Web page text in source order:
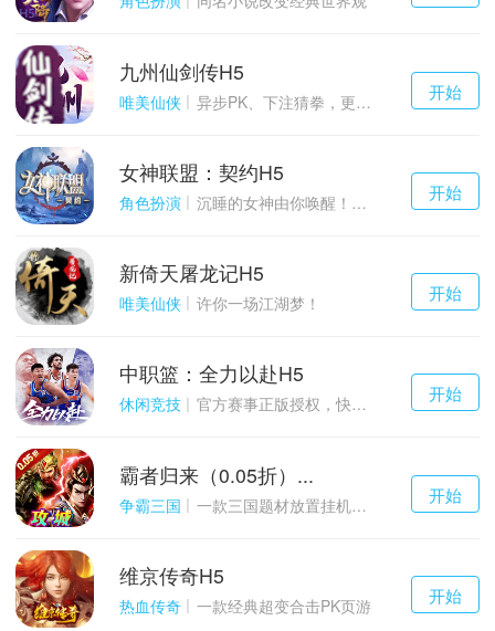
千百度h5
游戏
开始
九州仙剑传H5
唯美仙侠 异步PK、下注猜拳，更多玩点等你来体验！
千百度h5
游戏
开始
女神联盟：契约H5
角色扮演 沉睡的女神由你唤醒！点燃战火！
千百度h5
游戏
开始
新倚天屠龙记H5
唯美仙侠 许你一场江湖梦！
千百度h5
游戏
开始
中职篮：全力以赴H5
休闲竞技 官方赛事正版授权，快来打造属于自己的传奇吧~
千百度h5
游戏
开始
霸者归来（0.05折）...
争霸三国 一款三国题材放置挂机与战争策略结合的游戏
千百度h5
游戏
开始
维京传奇H5
热血传奇 一款经典超变合击PK页游